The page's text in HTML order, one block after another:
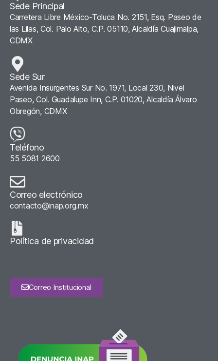
Sede Principal
Carretera Libre México-Toluca No. 2151, Esq. Paseo de
las Lilas, Col. Palo Alto, C.P. 05110, Alcaldía Cuajimalpa,
CDMX
Sede Sur
Avenida Insurgentes Sur No. 1971, Local 230, Nivel
Paseo, Col. Guadalupe Inn, C.P. 01020, Alcaldía Álvaro
Obregón, CDMX
Teléfono
55 5081 2600
Correo electrónico
contacto@inap.org.mx
Política de privacidad
Correo Institucional